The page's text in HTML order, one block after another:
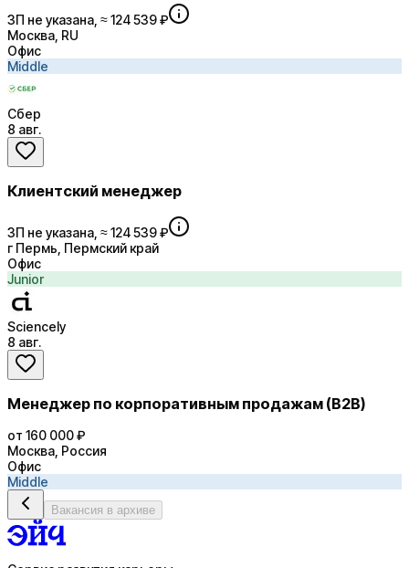
ЗП не указана, ≈ 124 539 ₽
Москва, RU
Офис
Middle
Сбер
8 авг.
Клиентский менеджер
ЗП не указана, ≈ 124 539 ₽
г Пермь, Пермский край
Офис
Junior
Sciencely
8 авг.
Менеджер по корпоративным продажам (B2B)
от 160 000 ₽
Москва, Россия
Офис
Middle
Вакансия в архиве